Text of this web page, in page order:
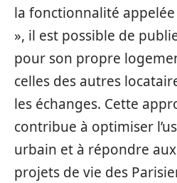
la fonctionnalité
», il est possible de
pour son propre
celles des autres
les échanges. Cette
contribue à optimiser
urbain et à répondre
projets de vie des